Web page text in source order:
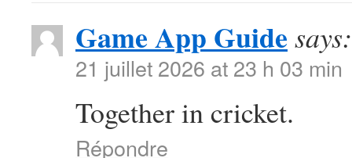
Game App Guide says:
21 juillet 2026 at 23 h 03 min
Together in cricket.
Répondre